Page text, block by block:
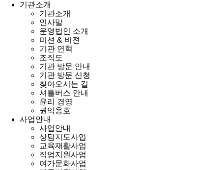
기관소개
기관소개
인사말
운영법인 소개
미션 & 비젼
기관 연혁
조직도
기관 방문 안내
기관 방문 신청
찾아오시는 길
셔틀버스 안내
윤리 경영
권익옹호
사업안내
사업안내
상담지도사업
교육재활사업
직업지원사업
여가문화사업